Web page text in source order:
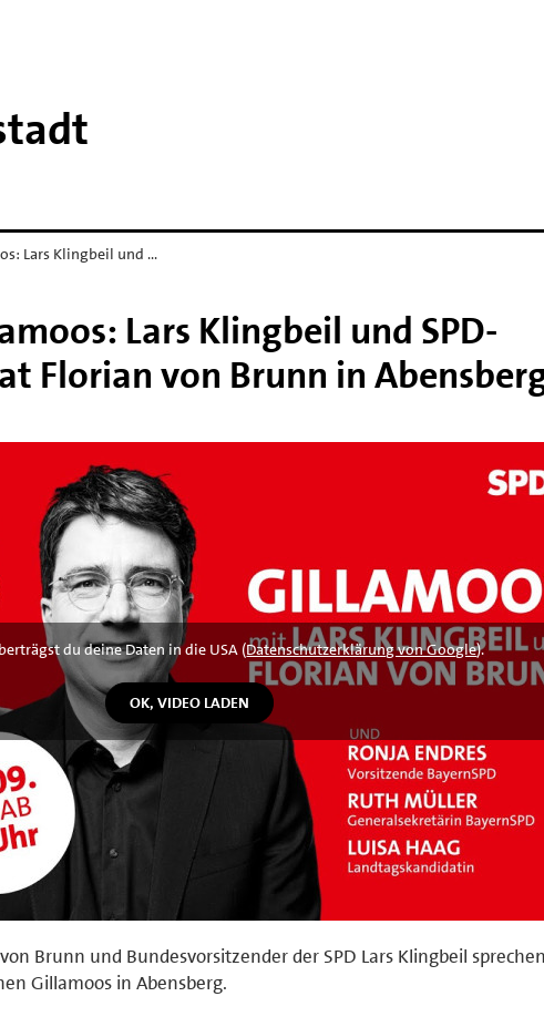
Lars Klingbeil und …
Lars Klingbeil und SPD-
Florian von Brunn in
du deine Daten in die USA (Datenschutzerklärung von Google).
Brunn und Bundesvorsitzender der SPD Lars Klingbeil
Gillamoos in Abensberg.